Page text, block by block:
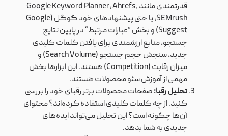
قدرتمندی مانند Google Keyword Planner، Ahrefs،
SEMrush، یا حتی پیشنهادهای خود گوگل (Google
Suggest) و بخش “عبارات مرتبط” در پایین نتایج
جستجو، منابع ارزشمندی برای یافتن کلمات کلیدی
جدید، سنجش حجم جستجو (Search Volume) و
میزان رقابت (Competition) هستند. این ابزارها بخش
مهمی از آموزش سئو محصولات هستند.
تحلیل رقبا:صفحات محصولات برتر رقبای خود را بررسی
کنید. از چه کلمات کلیدی استفاده کرده‌اند؟ محتوای
آن‌ها چگونه است؟ این تحلیل می‌تواند ایده‌های
جدیدی به شما بدهد.